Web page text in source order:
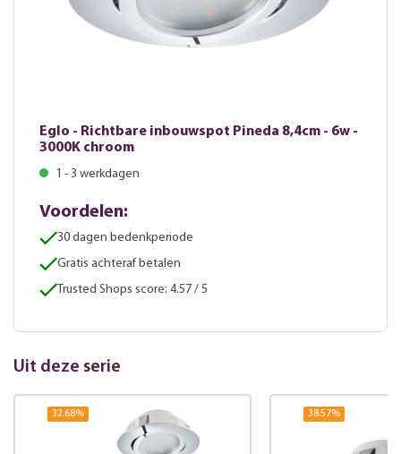
Eglo - Richtbare inbouwspot Pineda 8,4cm - 6w -
3000K chroom
1 - 3 werkdagen
Voordelen:
30 dagen bedenkperiode
Gratis achteraf betalen
Trusted Shops score: 4.57 / 5
Uit deze serie
32.68% 38.57%